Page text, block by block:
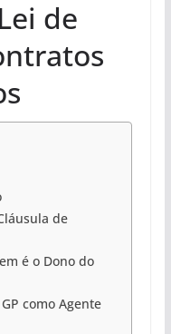
de
de
é o Dono do
como Agente